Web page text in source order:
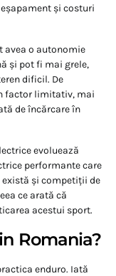
și costuri
avea o autonomie
și pot fi mai grele,
dificil. De
factor limitativ, mai
de încărcare în
evoluează
performante care
există și competiții de
ce arată că
acestui sport.
Romania?
enduro. Iată